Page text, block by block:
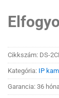
Cikkszám: DS-
Kategória: IP
Garancia: 36